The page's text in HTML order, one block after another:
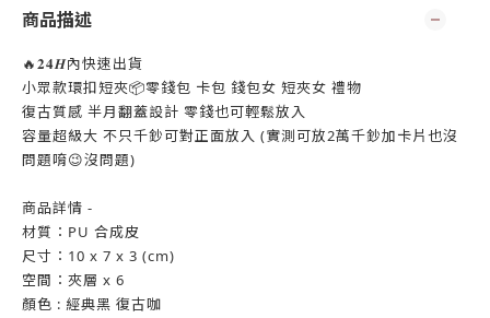
商品描述
🔥𝟐𝟒𝑯內快速出貨
小眾款環扣短夾📦零錢包 卡包 錢包女 短夾女 禮物
復古質感 半月翻蓋設計 零錢也可輕鬆放入
容量超級大 不只千鈔可對正面放入 (實測可放2萬千鈔加卡片也沒
問題唷😉沒問題)
商品詳情 -
材質：PU 合成皮
尺寸：10 x 7 x 3 (cm)
空間：夾層 x 6
顏色 : 經典黑 復古咖